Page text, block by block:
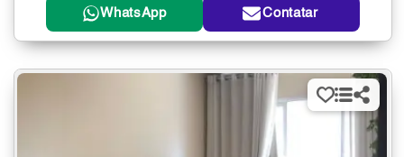
WhatsApp Contatar